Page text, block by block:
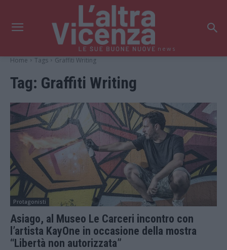
news
Home Tags Graffiti Writing
Tag: Graffiti Writing
Protagonisti
Asiago, al Museo Le Carceri incontro con
l’artista KayOne in occasione della mostra
“Libertà non autorizzata”